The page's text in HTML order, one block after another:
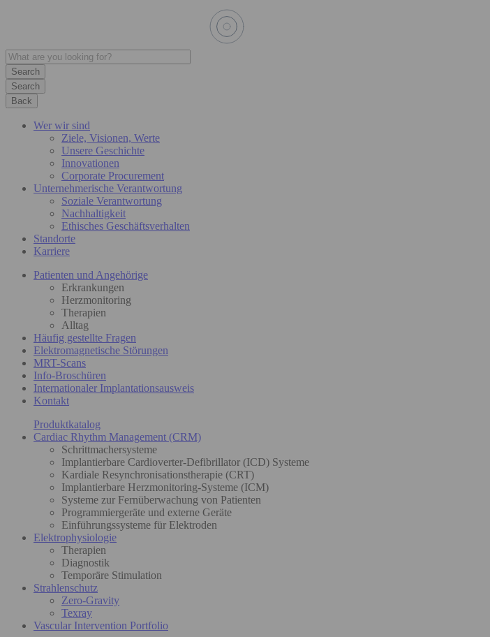
Search
Back
Wer wir sind
Ziele, Visionen, Werte
Unsere Geschichte
Innovationen
Corporate Procurement
Unternehmerische Verantwortung
Soziale Verantwortung
Nachhaltigkeit
Ethisches Geschäftsverhalten
Standorte
Karriere
Patienten und Angehörige
Erkrankungen
Herzmonitoring
Therapien
Alltag
Häufig gestellte Fragen
Elektromagnetische Störungen
MRT-Scans
Info-Broschüren
Internationaler Implantationsausweis
Kontakt
Produktkatalog
Cardiac Rhythm Management (CRM)
Schrittmachersysteme
Implantierbare Cardioverter-Defibrillator (ICD) Systeme
Kardiale Resynchronisationstherapie (CRT)
Implantierbare Herzmonitoring-Systeme (ICM)
Systeme zur Fernüberwachung von Patienten
Programmiergeräte und externe Geräte
Einführungssysteme für Elektroden
Elektrophysiologie
Therapien
Diagnostik
Temporäre Stimulation
Strahlenschutz
Zero-Gravity
Texray
Vascular Intervention Portfolio